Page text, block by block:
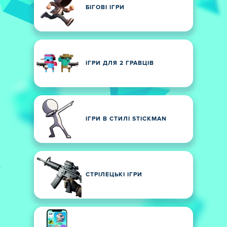
БІГОВІ ІГРИ
ІГРИ ДЛЯ 2 ГРАВЦІВ
ІГРИ В СТИЛІ STICKMAN
СТРІЛЕЦЬКІ ІГРИ